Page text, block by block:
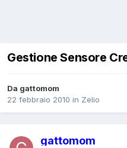
Gestione Sensore
Da gattomom
22 febbraio 2010 in Zelio
gattomom